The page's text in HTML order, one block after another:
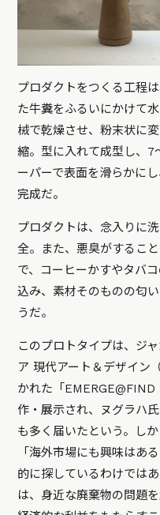
プロダクトをつくる工程
た牛糞をふるいにかけて
械で乾燥させ、粉末状に
縮。型に入れて成型し、7
ーパーで表面を滑らかに
完成だ。
プロダクトは、念入りに
全。また、悪臭がするこ
で、コーヒーかすやタバ
込み、素材そのものの匂
うだ。
このプロトタイプは、ジ
ア 現代アート＆デザイン
かれた「
作・展示され、ヌグラハ
も多く届いたという。し
「海外市場にも興味はあ
的に探しているわけでは
は、身近な廃棄物の問題